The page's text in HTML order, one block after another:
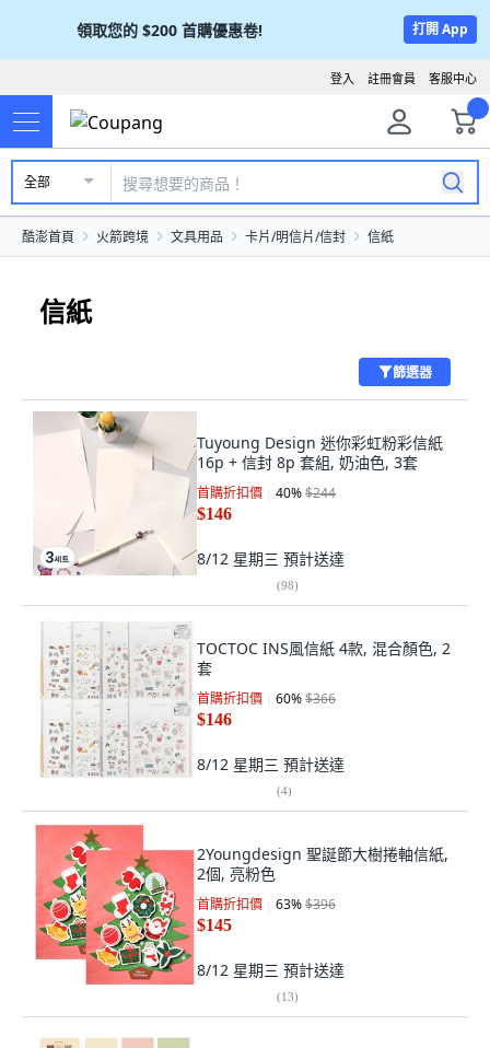
領取您的 $200 首購優惠卷! 打開 App
客服中心
註冊會員
登入
全部
酷澎首頁 火箭跨境 文具用品 卡片/明信片/信封 信紙
信紙
篩選器
Tuyoung Design 迷你彩虹粉彩信紙
16p + 信封 8p 套組, 奶油色, 3套
首購折扣價 40%$244
$146
8/12 星期三 預計送達
(98)
TOCTOC INS風信紙 4款, 混合顏色, 2
套
首購折扣價 60%$366
$146
8/12 星期三 預計送達
(4)
2Youngdesign 聖誕節大樹捲軸信紙,
2個, 亮粉色
首購折扣價 63%$396
$145
8/12 星期三 預計送達
(13)